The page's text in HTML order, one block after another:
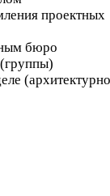
проектных
бюро